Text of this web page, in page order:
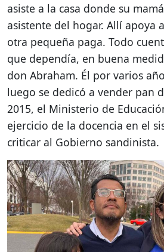
asiste a la casa donde su
asistente del hogar. Allí apoya
otra pequeña paga. Todo
que dependía, en buena
don Abraham. Él por varios
luego se dedicó a vender pan
2015, el Ministerio de
ejercicio de la docencia en el
criticar al Gobierno sandinista.